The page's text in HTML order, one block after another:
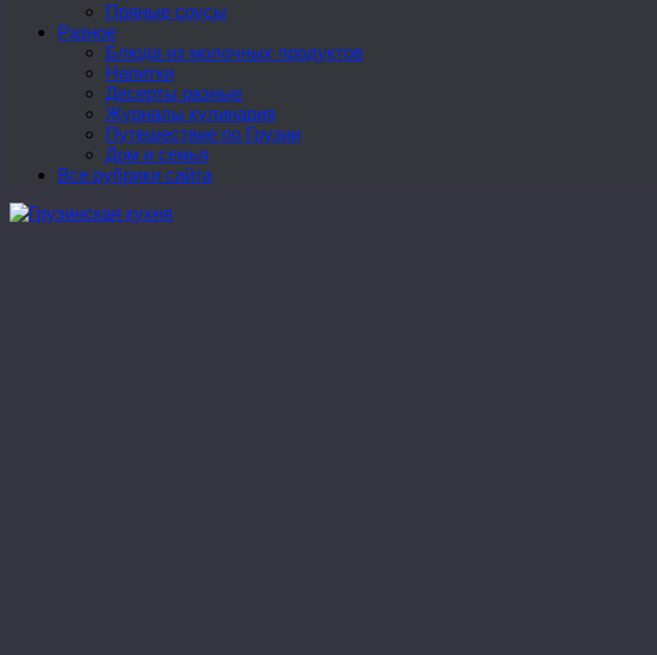
Пряные соусы
Разное
Блюда из молочных продуктов
Напитки
Десерты разные
Журналы кулинария
Путешествие по Грузии
Дом и семья
Все рубрики сайта